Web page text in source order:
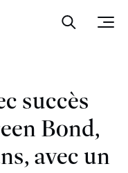
Ouvrir la
succès
Bond,
avec un